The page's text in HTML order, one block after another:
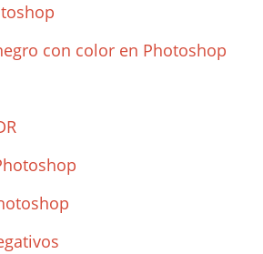
con color en Photoshop